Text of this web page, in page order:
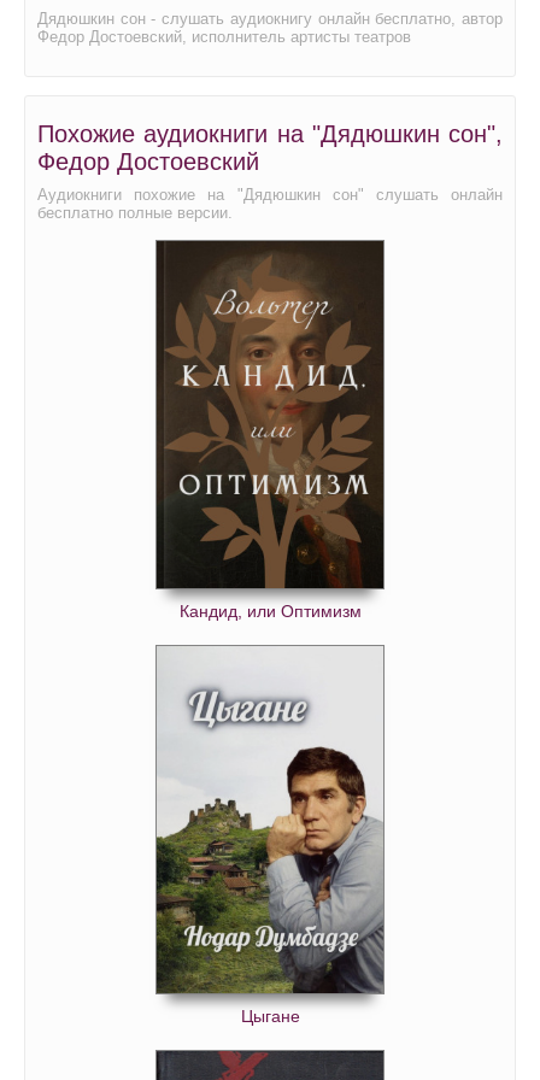
Дядюшкин сон - слушать аудиокнигу онлайн бесплатно, автор
Федор Достоевский, исполнитель артисты театров
Похожие аудиокниги на "Дядюшкин сон",
Федор Достоевский
Аудиокниги похожие на "Дядюшкин сон" слушать онлайн
бесплатно полные версии.
Кандид, или Оптимизм
Цыгане